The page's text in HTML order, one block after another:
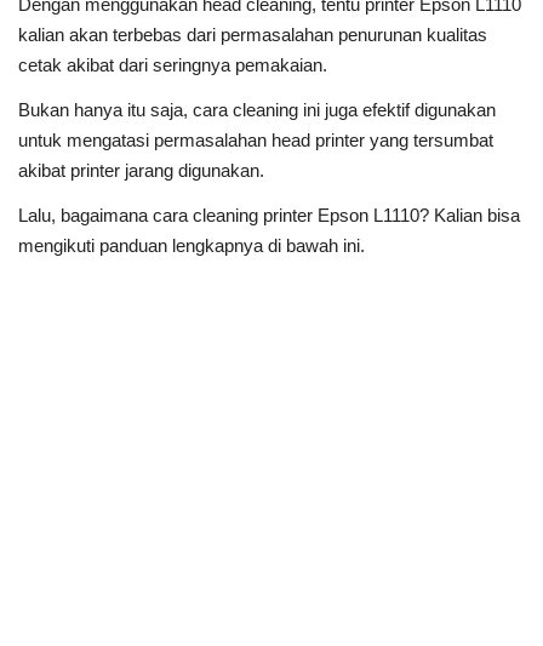
kalian akan terbebas dari permasalahan penurunan kualitas
cetak akibat dari seringnya pemakaian.
Bukan hanya itu saja, cara cleaning ini juga efektif digunakan
untuk mengatasi permasalahan head printer yang tersumbat
akibat printer jarang digunakan.
Lalu, bagaimana cara cleaning printer Epson L1110? Kalian bisa
mengikuti panduan lengkapnya di bawah ini.